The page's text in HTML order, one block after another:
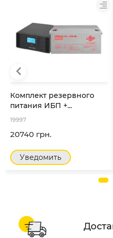
Комплект резервного
питания ИБП +...
19997
20740 грн.
Уведомить